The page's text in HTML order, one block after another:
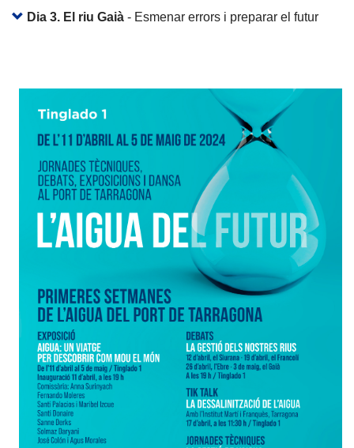
Dia 3. El riu Gaià - Esmenar errors i preparar el futur